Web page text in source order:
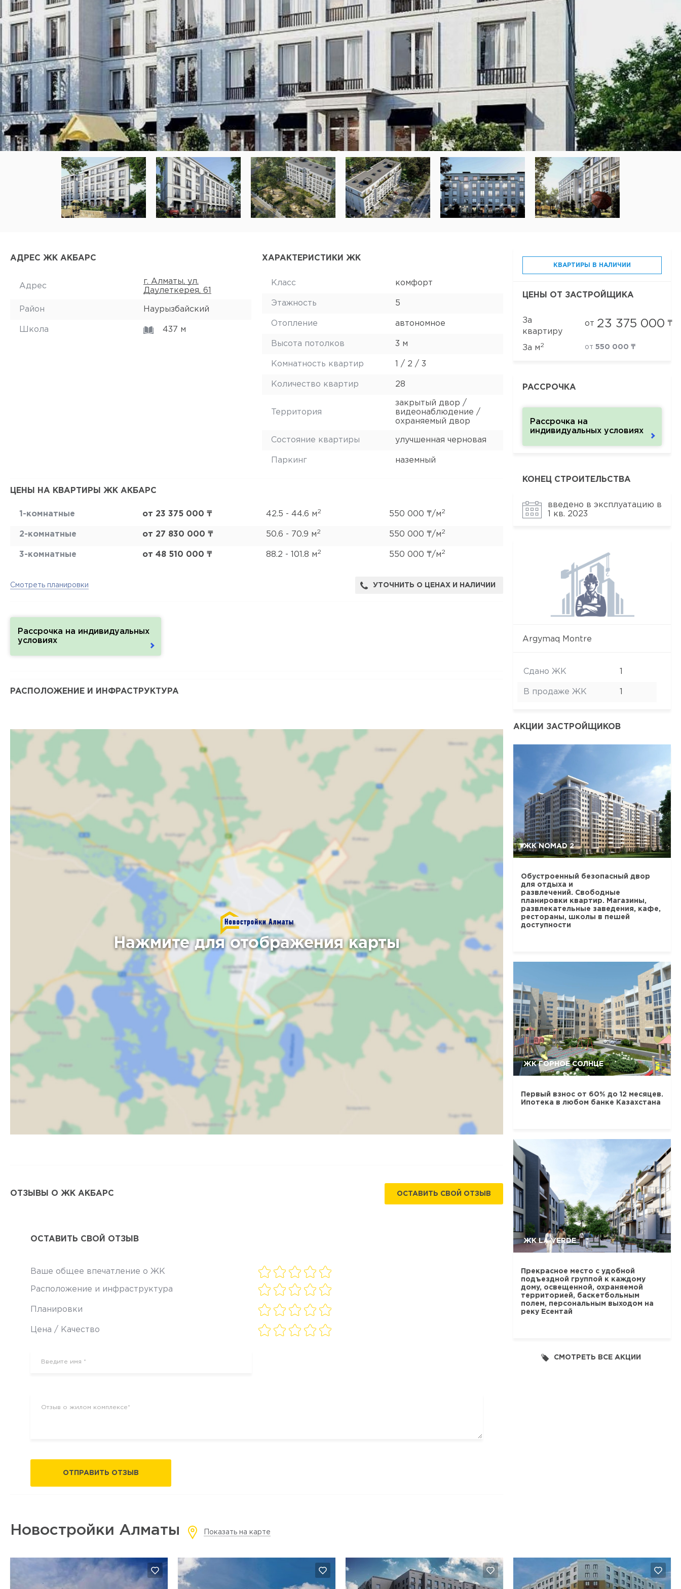
АДРЕС ЖК АКБАРС
Адрес
г. Алматы, ул.
Даулеткерея, 61
Район Наурызбайский
Школа 437 м
ХАРАКТЕРИСТИКИ ЖК
Класс комфорт
Этажность 5
Отопление автономное
Высота потолков 3 м
Комнатность квартир 1 / 2 / 3
Количество квартир 28
Территория
закрытый двор /
видеонаблюдение /
охраняемый двор
Состояние квартиры улучшенная черновая
Паркинг наземный
ЦЕНЫ НА КВАРТИРЫ ЖК АКБАРС
1-комнатные от 23 375 000 ₸ 42.5 - 44.6 м2 550 000 ₸/м2
2-комнатные от 27 830 000 ₸ 50.6 - 70.9 м2 550 000 ₸/м2
3-комнатные от 48 510 000 ₸ 88.2 - 101.8 м2 550 000 ₸/м2
Смотреть планировки УТОЧНИТЬ О ЦЕНАХ И НАЛИЧИИ
Рассрочка на индивидуальных
условиях
РАСПОЛОЖЕНИЕ И ИНФРАСТРУКТУРА
Нажмите для отображения карты
Карта Спутник
ОТЗЫВЫ О ЖК АКБАРС ОСТАВИТЬ СВОЙ ОТЗЫВ
ОСТАВИТЬ СВОЙ ОТЗЫВ
Ваше общее впечатление о ЖК
Расположение и инфраструктура
Планировки
Цена / Качество
ОТПРАВИТЬ ОТЗЫВ
КВАРТИРЫ В НАЛИЧИИ
ЦЕНЫ ОТ ЗАСТРОЙЩИКА
За
квартиру
от 23 375 000 ₸
За м2 от 550 000 ₸
РАССРОЧКА
Рассрочка на
индивидуальных условиях
КОНЕЦ СТРОИТЕЛЬСТВА
введено в эксплуатацию в
1 кв. 2023
Argymaq Montre
Сдано ЖК
В продаже ЖК
АКЦИИ ЗАСТРОЙЩИКОВ
ЖК NOMAD 2
Обустроенный безопасный двор
для отдыха и
развлечений. Свободные
планировки квартир. Магазины,
развлекательные заведения, кафе,
рестораны, школы в пешей
доступности
ЖК ГОРНОЕ СОЛНЦЕ
Первый взнос от 60% до 12 месяцев.
Ипотека в любом банке Казахстана
ЖК LA VERDE
Прекрасное место с удобной
подъездной группой к каждому
дому, освещенной, охраняемой
территорией, баскетбольным
полем, персональным выходом на
реку Есентай
СМОТРЕТЬ ВСЕ АКЦИИ
Новостройки Алматы Показать на карте